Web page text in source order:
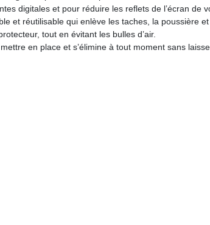
digitales et pour réduire les reflets de l’écran de
et réutilisable qui enlève les taches, la poussière
tout en évitant les bulles d’air.
en place et s’élimine à tout moment sans